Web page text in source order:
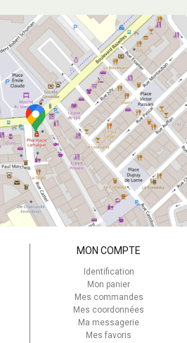
MON COMPTE
Identification
Mon panier
Mes commandes
Mes coordonnées
Ma messagerie
Mes favoris